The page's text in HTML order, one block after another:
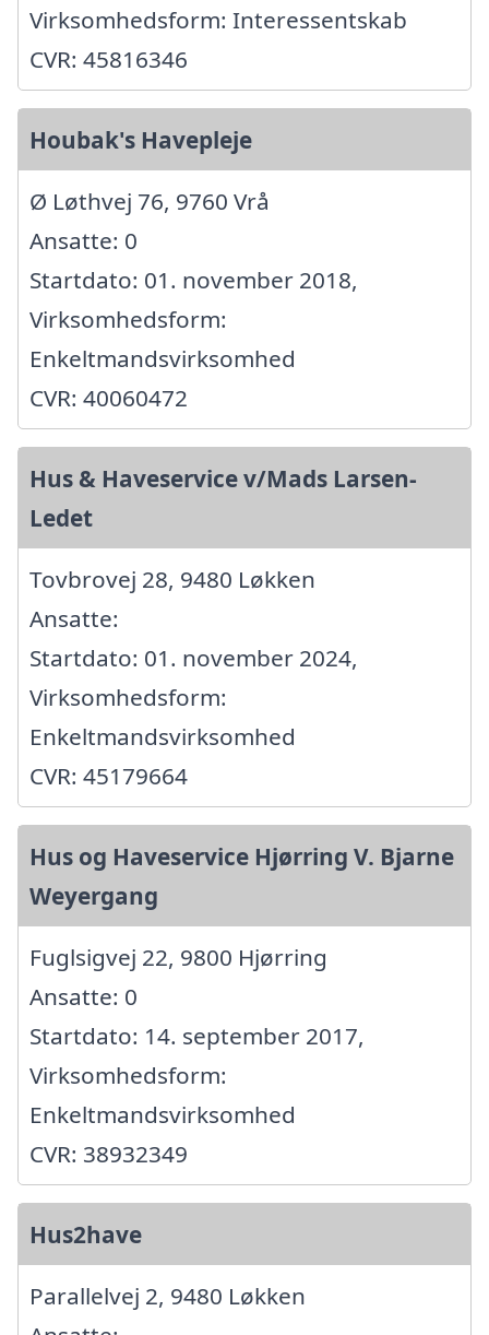
Virksomhedsform: Interessentskab
CVR: 45816346
Houbak's Havepleje
Ø Løthvej 76, 9760 Vrå
Ansatte: 0
Startdato: 01. november 2018,
Virksomhedsform:
Enkeltmandsvirksomhed
CVR: 40060472
Hus & Haveservice v/Mads Larsen-
Ledet
Tovbrovej 28, 9480 Løkken
Ansatte:
Startdato: 01. november 2024,
Virksomhedsform:
Enkeltmandsvirksomhed
CVR: 45179664
Hus og Haveservice Hjørring V. Bjarne
Weyergang
Fuglsigvej 22, 9800 Hjørring
Ansatte: 0
Startdato: 14. september 2017,
Virksomhedsform:
Enkeltmandsvirksomhed
CVR: 38932349
Hus2have
Parallelvej 2, 9480 Løkken